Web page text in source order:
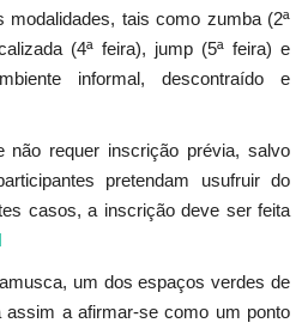
modalidades, tais como zumba (2ª
(4ª feira), jump (5ª feira) e
informal, descontraído e
não requer inscrição prévia, salvo
pretendam usufruir do
casos, a inscrição deve ser feita
um dos espaços verdes de
assim a afirmar-se como um ponto